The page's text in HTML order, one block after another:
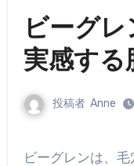
ビーグ
実感する
投稿者 Anne
ビーグレンは、毛穴の悩みを持つ多くの人々に支